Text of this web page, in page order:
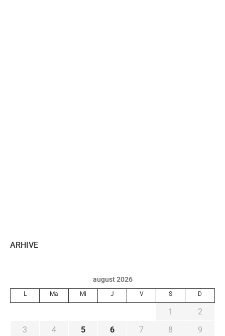
ARHIVE
august 2026
L Ma Mi J V S D
1
2
3
4 5 6 7 8
9